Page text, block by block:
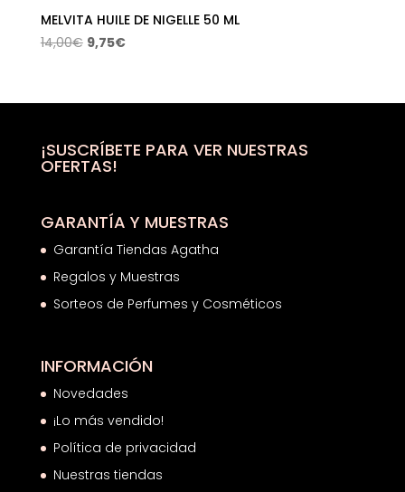
MELVITA HUILE DE NIGELLE 50 ML
14,00€ El
era:
9,75€El
es:
¡SUSCRÍBETE PARA VER NUESTRAS
OFERTAS!
GARANTÍA Y MUESTRAS
Garantía Tiendas Agatha
Regalos y Muestras
Sorteos de Perfumes y Cosméticos
INFORMACIÓN
Novedades
¡Lo más vendido!
Política de privacidad
Nuestras tiendas